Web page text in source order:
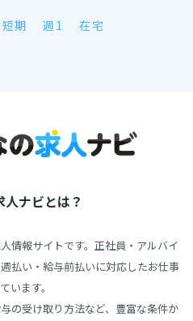
短期 週1
在宅
ナビとは？
情報サイトです。正社員・アルバイ
払い・給与前払いに対応したお仕事
います。
の受け取り方法など、豊富な条件か